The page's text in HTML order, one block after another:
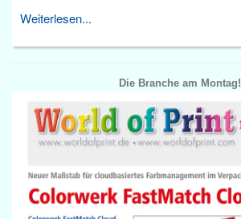
Weiterlesen...
Die Branche am Montag!